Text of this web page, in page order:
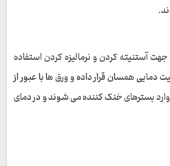
آستنیته کردن و نرمالیزه کردن استفاده
همسان قرار داده و ورق ها با عبور از
بسترهای خنک کننده می شوند و در دمای